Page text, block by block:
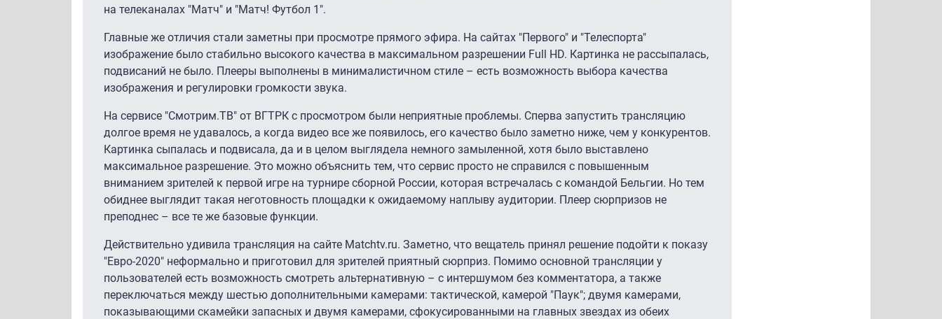
на телеканалах "Матч" и "Матч! Футбол 1".
Главные же отличия стали заметны при просмотре прямого эфира. На сайтах "Первого" и "Телеспорта"
изображение было стабильно высокого качества в максимальном разрешении Full HD. Картинка не рассыпалась,
подвисаний не было. Плееры выполнены в минималистичном стиле – есть возможность выбора качества
изображения и регулировки громкости звука.
На сервисе "Смотрим.ТВ" от ВГТРК с просмотром были неприятные проблемы. Сперва запустить трансляцию
долгое время не удавалось, а когда видео все же появилось, его качество было заметно ниже, чем у конкурентов.
Картинка сыпалась и подвисала, да и в целом выглядела немного замыленной, хотя было выставлено
максимальное разрешение. Это можно объяснить тем, что сервис просто не справился с повышенным
вниманием зрителей к первой игре на турнире сборной России, которая встречалась с командой Бельгии. Но тем
обиднее выглядит такая неготовность площадки к ожидаемому наплыву аудитории. Плеер сюрпризов не
преподнес – все те же базовые функции.
Действительно удивила трансляция на сайте Matchtv.ru. Заметно, что вещатель принял решение подойти к показу
"Евро-2020" неформально и приготовил для зрителей приятный сюрприз. Помимо основной трансляции у
пользователей есть возможность смотреть альтернативную – с интершумом без комментатора, а также
переключаться между шестью дополнительными камерами: тактической, камерой "Паук"; двумя камерами,
показывающими скамейки запасных и двумя камерами, сфокусированными на главных звездах из обеих